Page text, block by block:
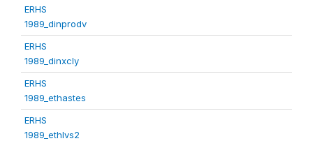
ERHS
1989_dinprodv
ERHS
1989_dinxcly
ERHS
1989_ethastes
ERHS
1989_ethlvs2